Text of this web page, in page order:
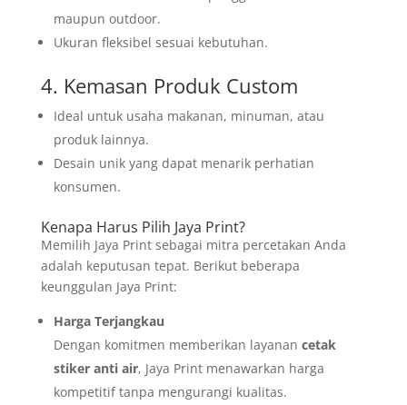
maupun outdoor.
Ukuran fleksibel sesuai kebutuhan.
4. Kemasan Produk Custom
Ideal untuk usaha makanan, minuman, atau
produk lainnya.
Desain unik yang dapat menarik perhatian
konsumen.
Kenapa Harus Pilih Jaya Print?
Memilih Jaya Print sebagai mitra percetakan Anda
adalah keputusan tepat. Berikut beberapa
keunggulan Jaya Print:
Harga Terjangkau
Dengan komitmen memberikan layanan cetak
stiker anti air, Jaya Print menawarkan harga
kompetitif tanpa mengurangi kualitas.